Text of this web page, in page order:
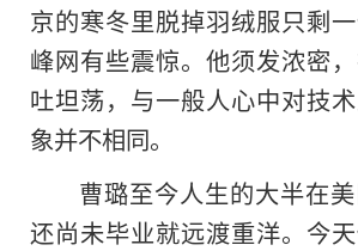
京的寒冬里脱掉羽绒服只剩
峰网有些震惊。他须发浓密
吐坦荡，与一般人心中对技
象并不相同。
曹璐至今人生的大半在
还尚未毕业就远渡重洋。今